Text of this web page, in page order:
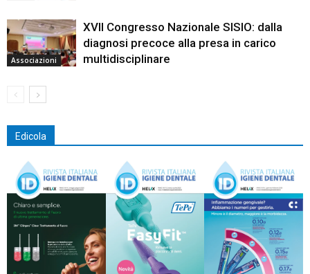
Associazioni
XVII Congresso Nazionale SISIO: dalla
diagnosi precoce alla presa in carico
multidisciplinare
Edicola